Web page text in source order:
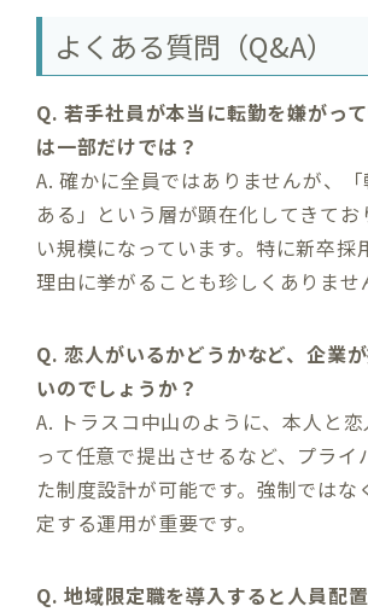
よくある質問（Q&A）
Q. 若手社員が本当に転勤を嫌がっ
は一部だけでは？
A. 確かに全員ではありませんが、
ある」という層が顕在化してきてお
い規模になっています。特に新卒採
理由に挙がることも珍しくありませ
Q. 恋人がいるかどうかなど、企業
いのでしょうか？
A. トラスコ中山のように、本人と
って任意で提出させるなど、プライ
た制度設計が可能です。強制ではな
定する運用が重要です。
Q. 地域限定職を導入すると人員配